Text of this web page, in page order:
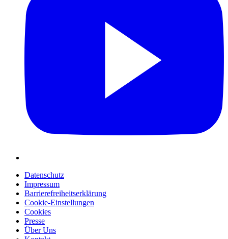
Datenschutz
Impressum
Barrierefreiheitserklärung
Cookie-Einstellungen
Cookies
Presse
Über Uns